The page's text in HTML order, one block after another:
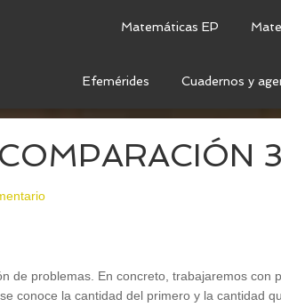
Matemáticas EP
Efemérides Cuadernos y
3
de problemas. En concreto, trabajaremos con
conoce la cantidad del primero y la cantidad